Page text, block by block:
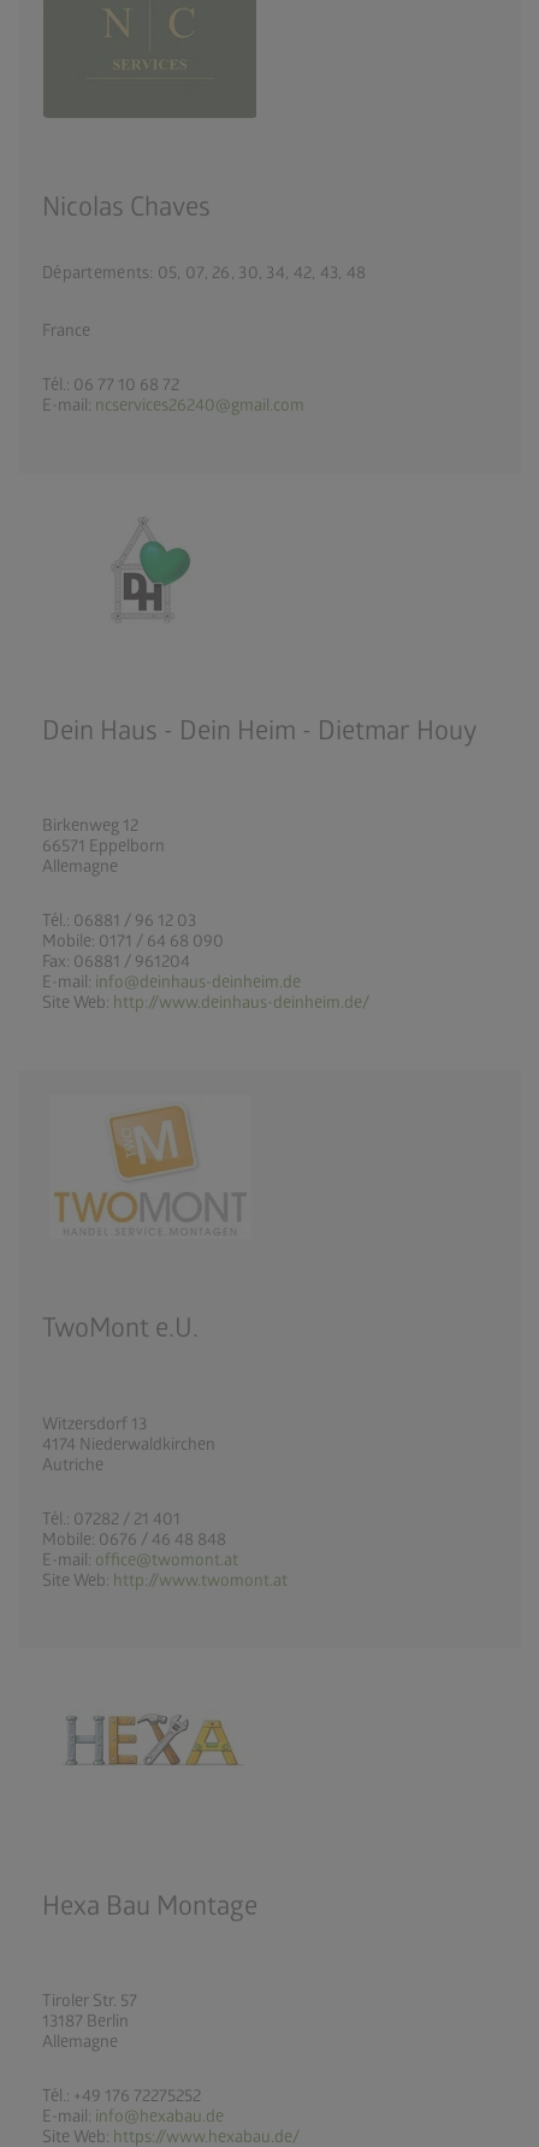
Nicolas Chaves
Départements: 05, 07, 26, 30, 34, 42, 43, 48
France
Tél.: 06 77 10 68 72
E-mail: ncservices26240@gmail.com
Dein Haus - Dein Heim - Dietmar Houy
Birkenweg 12
66571 Eppelborn
Allemagne
Tél.: 06881 / 96 12 03
Mobile: 0171 / 64 68 090
Fax: 06881 / 961204
E-mail: info@deinhaus-deinheim.de
Site Web: http://www.deinhaus-deinheim.de/
TwoMont e.U.
Witzersdorf 13
4174 Niederwaldkirchen
Autriche
Tél.: 07282 / 21 401
Mobile: 0676 / 46 48 848
E-mail: office@twomont.at
Site Web: http://www.twomont.at
Hexa Bau Montage
Tiroler Str. 57
13187 Berlin
Allemagne
Tél.: +49 176 72275252
E-mail: info@hexabau.de
Site Web: https://www.hexabau.de/